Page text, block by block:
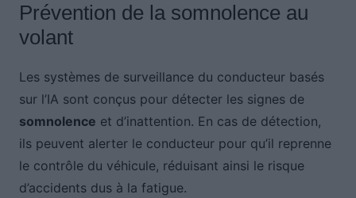
Prévention de la somnolence au
volant
Les systèmes de surveillance du conducteur basés
sur l’IA sont conçus pour détecter les signes de
somnolence et d’inattention. En cas de détection,
ils peuvent alerter le conducteur pour qu’il reprenne
le contrôle du véhicule, réduisant ainsi le risque
d’accidents dus à la fatigue.